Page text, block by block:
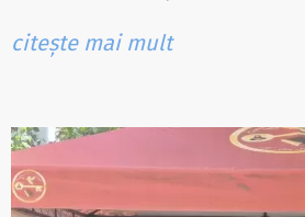
citește mai mult